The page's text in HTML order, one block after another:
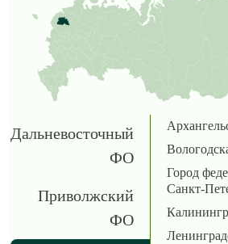
Дальневосточный
ФО
Приволжский
ФО
Город
Санкт-